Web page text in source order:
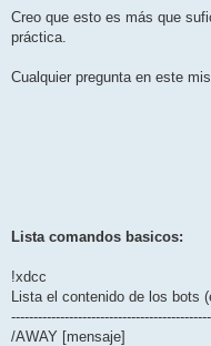
Creo que esto es más que
práctica.
Cualquier pregunta en este
Lista comandos basicos:
!xdcc
Lista el contenido de los bots
/AWAY [mensaje]